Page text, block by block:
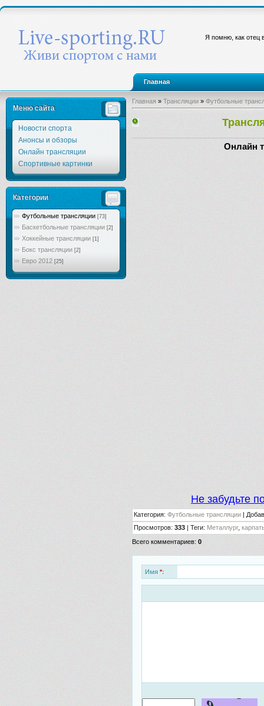
Я помню, как отец
Главная
Меню сайта
Новости спорта
Анонсы и обзоры
Онлайн трансляции
Спортивные картинки
Категории
Футбольные трансляции [73]
Баскетбольные трансляции [2]
Хоккейные трансляции [1]
Бокс трансляции [2]
Евро 2012 [25]
Главная » Трансляции » Футбольные
Онлайн
Не забудьте
Категория: Футбольные трансляции
Просмотров: 333 Теги: Металлург,
Всего комментариев: 0
Имя *: